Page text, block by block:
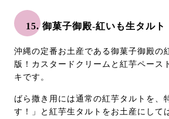
15. 御菓子御殿-紅いも生タルト
沖縄の定番お土産である御菓子御殿の
版！カスタードクリームと紅芋ペース
キです。
ばら撒き用には通常の紅芋タルトを、
す！」と紅芋生タルトをお土産にして